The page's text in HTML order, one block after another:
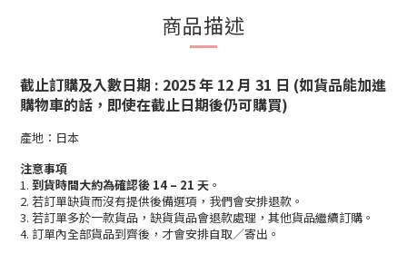
商品描述
截止訂購及入數日期 : 2025 年 12 月 31 日 (如貨品能加進
購物車的話，即使在截止日期後仍可購買)
產地：日本
注意事項
1. 到貨時間大約為確認後 14 – 21 天 。
2. 若訂單缺貨而沒有提供後備選項，我們會安排退款。
3. 若訂單多於一款貨品，缺貨貨品會退款處理，其他貨品繼續訂購。
4. 訂單內全部貨品到齊後，才會安排自取／寄出。